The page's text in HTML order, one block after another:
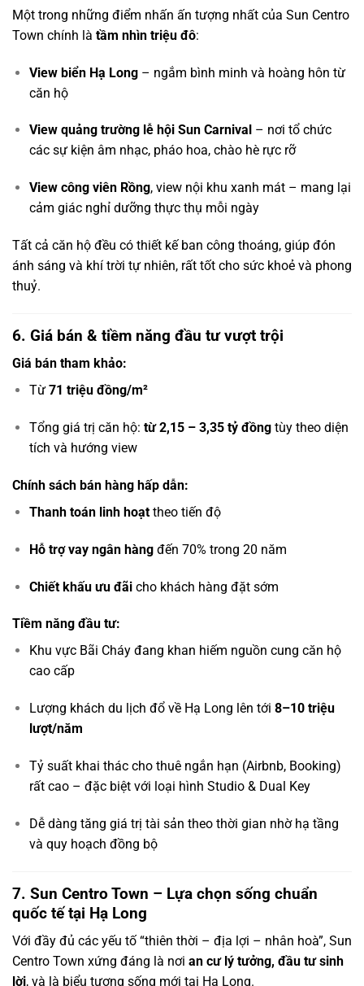
Một trong những điểm nhấn ấn tượng nhất của Sun Centro
Town chính là tầm nhìn triệu đô:
View biển Hạ Long– ngắm bình minh và hoàng hôn từ
căn hộ
View quảng trường lễ hội Sun Carnival – nơi tổ chức
các sự kiện âm nhạc, pháo hoa, chào hè rực rỡ
View công viên Rồng, view nội khu xanh mát – mang lại
cảm giác nghỉ dưỡng thực thụ mỗi ngày
Tất cả căn hộ đều có thiết kế ban công thoáng, giúp đón
ánh sáng và khí trời tự nhiên, rất tốt cho sức khoẻ và phong
thuỷ.
6. Giá bán & tiềm năng đầu tư vượt trội
Giá bán tham khảo:
Từ 71 triệu đồng/m²
Tổng giá trị căn hộ: từ 2,15 – 3,35 tỷ đồngtùy theo diện
tích và hướng view
Chính sách bán hàng hấp dẫn:
Thanh toán linh hoạttheo tiến độ
Hỗ trợ vay ngân hàngđến 70% trong 20 năm
Chiết khấu ưu đãicho khách hàng đặt sớm
Tiềm năng đầu tư:
Khu vực Bãi Cháy đang khan hiếm nguồn cung căn hộ
cao cấp
Lượng khách du lịch đổ về Hạ Long lên tới 8–10 triệu
lượt/năm
Tỷ suất khai thác cho thuê ngắn hạn (Airbnb, Booking)
rất cao – đặc biệt với loại hình Studio & Dual Key
Dễ dàng tăng giá trị tài sản theo thời gian nhờ hạ tầng
và quy hoạch đồng bộ
7. Sun Centro Town – Lựa chọn sống chuẩn
quốc tế tại Hạ Long
Với đầy đủ các yếu tố “thiên thời – địa lợi – nhân hoà”, Sun
Centro Town xứng đáng là nơi an cư lý tưởng, đầu tư sinh
lời, và là biểu tượng sống mới tại Hạ Long.